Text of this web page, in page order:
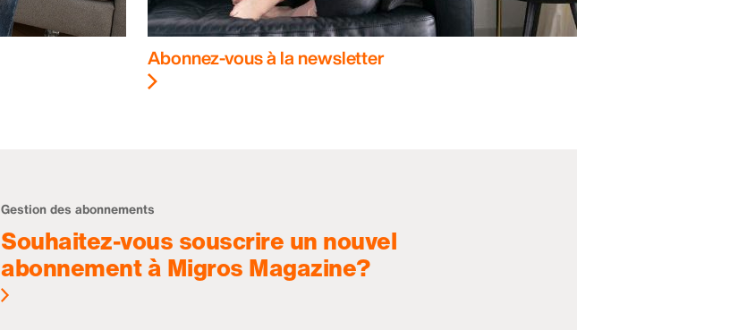
Abonnez-vous à la newsletter
Gestion des abonnements
Souhaitez-vous souscrire un nouvel
abonnement à Migros Magazine?